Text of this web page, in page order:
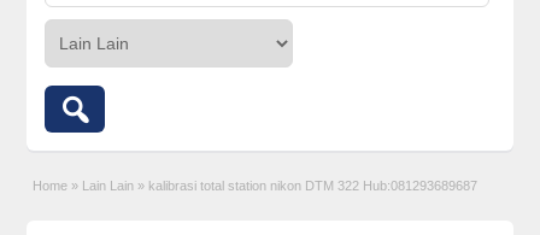
Home » Lain Lain » kalibrasi total station nikon DTM 322 Hub:081293689687